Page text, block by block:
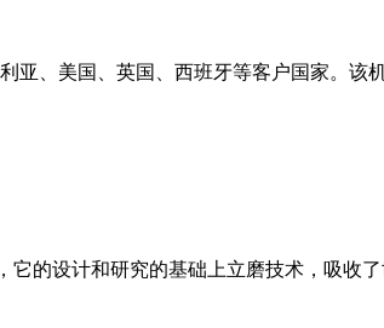
亚、美国、英国、西班牙等客户国家。
的设计和研究的基础上立磨技术，吸收